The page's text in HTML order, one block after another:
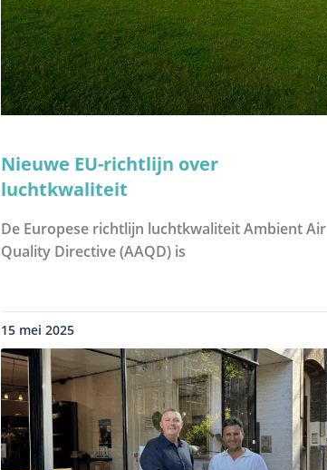
Nieuwe EU-richtlijn over
luchtkwaliteit
De Europese richtlijn luchtkwaliteit Ambient Air
Quality Directive (AAQD) is
15 mei 2025